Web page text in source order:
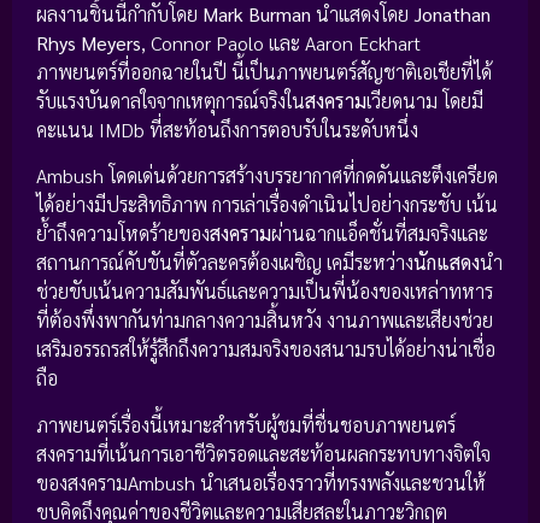
ผลงานชิ้นนี้กำกับโดย Mark Burman นำแสดงโดย Jonathan
Rhys Meyers, Connor Paolo และ Aaron Eckhart
ภาพยนตร์ที่ออกฉายในปี นี้เป็นภาพยนตร์สัญชาติเอเชียที่ได้
รับแรงบันดาลใจจากเหตุการณ์จริงในสงครามเวียดนาม โดยมี
คะแนน IMDb ที่สะท้อนถึงการตอบรับในระดับหนึ่ง
Ambush โดดเด่นด้วยการสร้างบรรยากาศที่กดดันและตึงเครียด
ได้อย่างมีประสิทธิภาพ การเล่าเรื่องดำเนินไปอย่างกระชับ เน้น
ย้ำถึงความโหดร้ายของสงครามผ่านฉากแอ็คชั่นที่สมจริงและ
สถานการณ์คับขันที่ตัวละครต้องเผชิญ เคมีระหว่างนักแสดงนำ
ช่วยขับเน้นความสัมพันธ์และความเป็นพี่น้องของเหล่าทหาร
ที่ต้องพึ่งพากันท่ามกลางความสิ้นหวัง งานภาพและเสียงช่วย
เสริมอรรถรสให้รู้สึกถึงความสมจริงของสนามรบได้อย่างน่าเชื่อ
ถือ
ภาพยนตร์เรื่องนี้เหมาะสำหรับผู้ชมที่ชื่นชอบภาพยนตร์
สงครามที่เน้นการเอาชีวิตรอดและสะท้อนผลกระทบทางจิตใจ
ของสงครามAmbush นำเสนอเรื่องราวที่ทรงพลังและชวนให้
ขบคิดถึงคุณค่าของชีวิตและความเสียสละในภาวะวิกฤต